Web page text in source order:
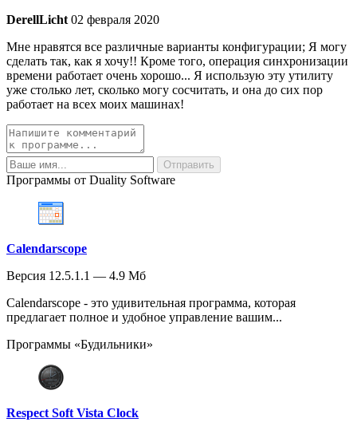
DerellLicht 02 февраля 2020
Мне нравятся все различные варианты конфигурации; Я могу
сделать так, как я хочу!! Кроме того, операция синхронизации
времени работает очень хорошо... Я использую эту утилиту
уже столько лет, сколько могу сосчитать, и она до сих пор
работает на всех моих машинах!
Программы от Duality Software
Calendarscope
Версия 12.5.1.1 — 4.9 Мб
Calendarscope - это удивительная программа, которая
предлагает полное и удобное управление вашим...
Программы «Будильники»
Respect Soft Vista Clock